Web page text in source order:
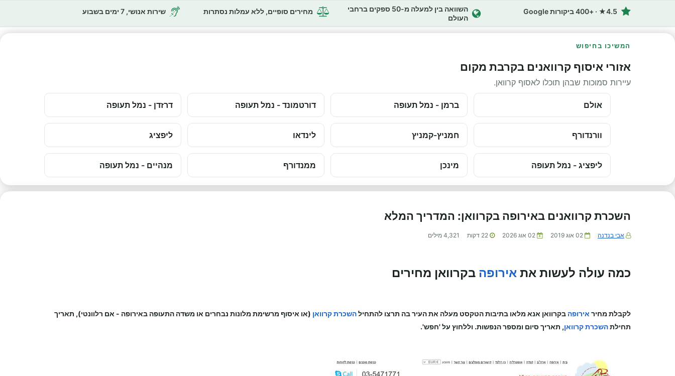
4.5★ · +400 ביקורות Google
השוואה בין למעלה מ-50 ספקים ברחבי
העולם
מחירים סופיים, ללא עמלות נסתרות שירות אנושי, 7 ימים בשבוע
המשיכו בחיפוש
אזורי איסוף קרוואנים בקרבת מקום
עיירות סמוכות שבהן תוכלו לאסוף קרוואן.
אולם ברמן - נמל תעופה דורטמונד - נמל תעופה דרזדן - נמל תעופה
וורנדורף חמניץ-קמניץ לינדאו ליפציג
ליפציג - נמל תעופה מינכן ממנדורף מנהיים - נמל תעופה
השכרת קרוואנים באירופה בקרוואן: המדריך המלא
אבי בנדנה 02 אוג 2019 02 אוג 2026 22 דקות 4,321 מילים
כמה עולה לעשות את אירופה בקרוואן מחירים
לקבלת מחיר אירופה בקרוואן אנא מלאו בתיבות הטקסט מעלה את העיר בה תרצו להתחילהשכרת קרוואן (או איסוף מרשימת מלונות נבחרים או משדה התעופה באירופה - אם רלוונטי), תאריך
תחילתהשכרת קרוואן, תאריך סיום ומספר הנפשות. וללחוץ על 'חפש'.